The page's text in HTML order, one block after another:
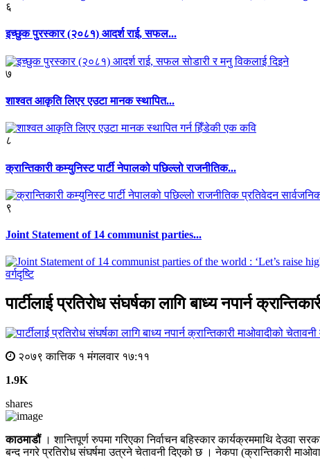
६
इच्छुक पुरस्कार (२०८१) आदर्श राई, सफल...
७
शाश्वत आकृति लिएर एउटा मानक स्थापित...
८
क्रान्तिकारी कम्युनिस्ट पार्टी नेपालको पछिल्लो राजनीतिक...
९
Joint Statement of 14 communist parties...
वर्गदृष्टि
पार्टीलाई प्रतिरोध संघर्षका लागि बाध्य नपार्न
२०७९ कात्तिक १ मंगलवार १७:११
1.9K
shares
काठमाडौं। शान्तिपूर्ण रुपमा गरिएका निर्वाचन बहिस्कार कार्यक्रममाथि देउवा
बन्द नगरे प्रतिरोध संघर्षमा उत्रने चेतावनी दिएको छ । नेकपा (क्रान्तिकारी